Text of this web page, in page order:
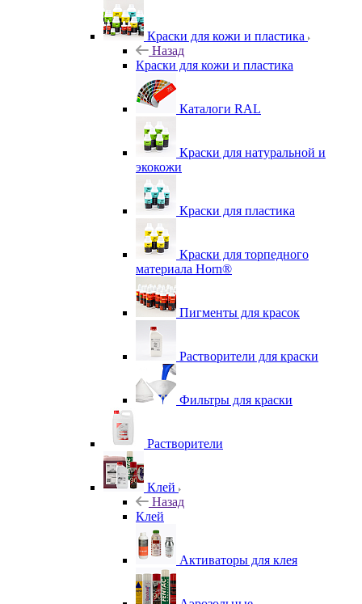
Краски для кожи и пластика
Назад
Краски для кожи и пластика
Каталоги RAL
Краски для натуральной и
экокожи
Краски для пластика
Краски для торпедного
материала Horn®
Пигменты для красок
Растворители для краски
Фильтры для краски
Растворители
Клей
Назад
Клей
Активаторы для клея